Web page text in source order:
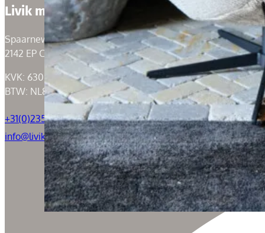
Livik meubelen
Spaarneweg 59
2142 EP Cruquius
KVK: 63004526
BTW: NL855050184B01
+31(0)235294739
info@livik.nl